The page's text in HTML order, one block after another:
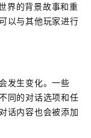
界的背景故事和重
以与其他玩家进行
发生变化。一些
同的对话选项和任
话内容也会被添加